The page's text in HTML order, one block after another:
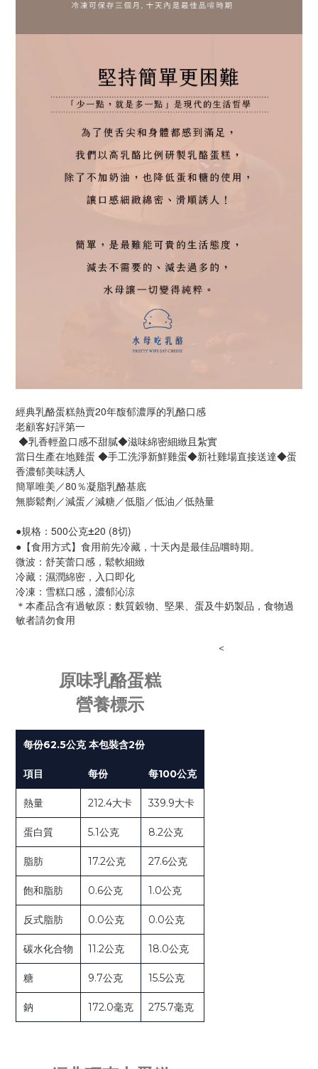
經典乳酪蛋糕熱賣20年馥郁濃厚的乳酪口感
老顧客好評第一
◆乳香輕盈口感不甜膩◆滋味綿密細緻且紮實
當日生產在地雞蛋 ◆手工洗淨新鮮雞蛋◆新社雞場直接送達◆蛋
香濃郁美味誘人
簡單唯美／80％凝脂乳酪基底
無膨鬆劑／減蛋／減糖／低脂／低油／低熱量
●規格：500公克±20 (8切)
●【食用方式】食用前先冷藏，十天內是最佳品嚐時期。
微波：舒芙蕾口感，鬆軟細緻
冷藏：濕潤綿密，入口即化
冷凍：雪糕口感，濃郁沁涼
＊本產品含有過敏原：麩質穀物、堅果、蛋及牛奶製品，食物過
敏者請勿食用
<
原味乳酪蛋糕
營養標示
每份62.5公克 本包裝含2份
項目 每份 每100公克
熱量 212.4大卡 339.9大卡
蛋白質 5.1公克 8.2公克
脂肪 17.2公克 27.6公克
飽和脂肪 0.6公克 1.0公克
反式脂肪 0.0公克 0.0公克
碳水化合物 11.2公克 18.0公克
糖 9.7公克 15.5公克
鈉 172.0毫克 275.7毫克